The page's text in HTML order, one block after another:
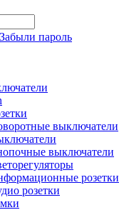
Забыли пароль
выключатели
выключатели
розетки
розетки